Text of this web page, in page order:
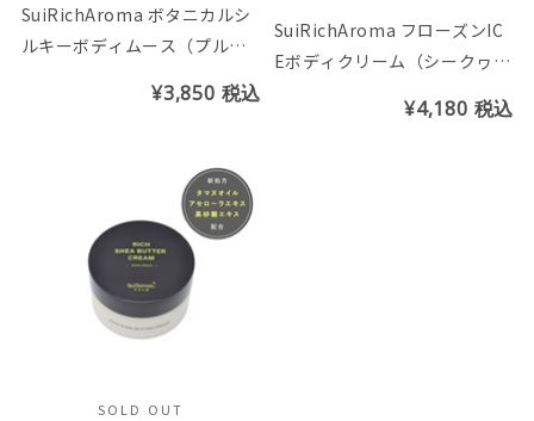
SuiRichAroma ボタニカルシ
ルキーボディムース（プルメ
¥3,850 税込
SuiRichAroma フローズンIC
Eボディクリーム（シークヮー
¥4,180 税込
SOLD OUT